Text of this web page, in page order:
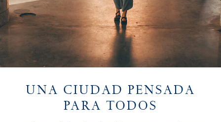
UNA CIUDAD PENSADA
PARA TODOS